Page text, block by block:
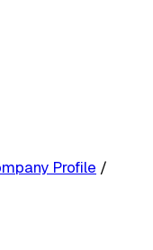
Profile /